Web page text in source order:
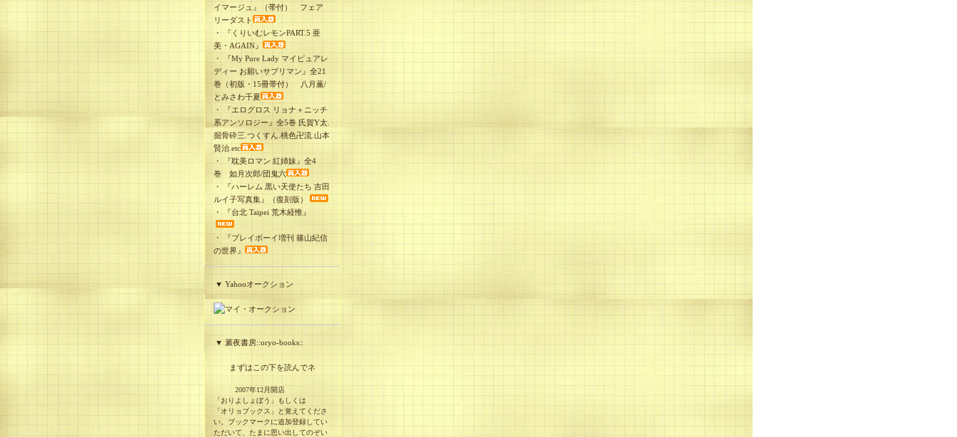
イマージュ』（帯付） フェア
リーダスト
・
『くりいむレモンPART.5 亜
美・AGAIN』
・
『My Pure Lady マイピュアレ
ディー お願いサプリマン』全21
巻（初版・15冊帯付） 八月薫/
とみさわ千夏
・
『エログロス リョナ＋ニッチ
系アンソロジー』全5巻 氏賀Y太.
掘骨砕三.つくすん.桃色卍流.山本
賢治.etc
・
『耽美ロマン 紅姉妹』全4
巻 如月次郎/団鬼六
・
『ハーレム 黒い天使たち 吉田
ルイ子写真集』（復刻版）
・
『台北 Taipei 荒木経惟』
・
『プレイボーイ増刊 篠山紀信
の世界』
▼ Yahooオークション
▼ 澱夜書房::oryo-books::
まずはこの下を読んでネ
2007年12月開店
「おりよしょぼう」もしくは
「オリョブックス」と覚えてくださ
い。ブックマークに追加登録してい
ただいて、たまに思い出してのぞい